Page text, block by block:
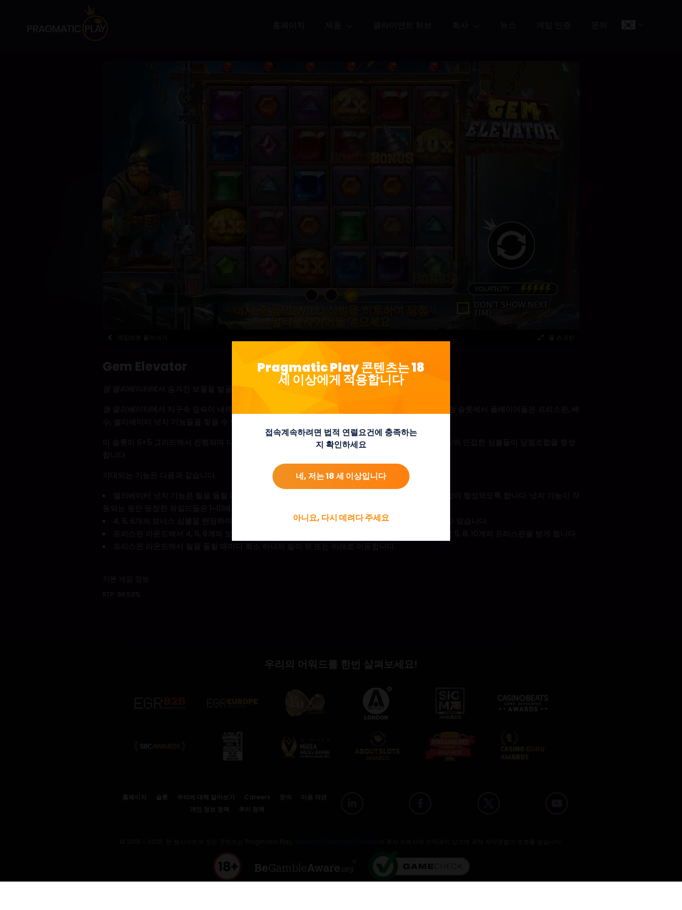
Gem Elevator
잼 엘리베이터에서 숨겨진 보물을 발굴하세요.
잼 엘리베이터에서 지구속 깊숙이 내려가 눈부신 다이아몬드를 찾아보세요. 이 스릴 넘치는 클러스터 당첨 슬롯에서 플레이어들은 프리스핀, 배
수, 엘리베이터 넛지 기능들을 찾을 수 있습니다.
이 슬롯이 6×5 그리드에서 진행되며 다양한 색상의 보석으로 이루어진 심볼들이 릴에 나타나며 5개 이상의 인접한 심볼들이 당첨조합을 형성
합니다.
기대되는 기능은 다음과 같습니다.
엘리베이터 넛지 기능은 릴을 돌릴 때마다 릴들이 무작위로 위 또는 아래로 이동하여 더 많은 당첨조합이 형성되도록 합니다. 넛지 기능이 작
동되는 동안 등장한 와일드들은 1~10배의 배수를 가질 수 있습니다.
4, 5, 6개의 보너스 심볼을 랜딩하여 프리스핀 기능을 활성화하여 각각 프리스핀 10, 15, 20개를 받을 수 있습니다.
프리스핀 라운드에서 4, 5, 6개의 보너스 심볼을 랜딩하면 기능이 다시 트리거되며 플레이어들은 각각 5, 8, 10개의 프리스핀을 받게 됩니다.
프리스핀 라운드에서 릴을 돌릴 때마다 최소 하나의 릴이 위 또는 아래로 이동합니다.
기본 게임 정보
RTP: 96.53%
우리의 어워드를 한번 살펴보세요!
홈페이지 슬롯 우리에 대해 알아보기 Careers 문의
이용 약관
개인 정보 정책
쿠키 정책
Pragmatic Play 콘텐츠는 18
세 이상에게 적용합니다
접속계속하려면 법적 연렬요건에 충족하는
지 확인하세요
네, 저는 18 세 이상입니다
아니요, 다시 데려다 주세요